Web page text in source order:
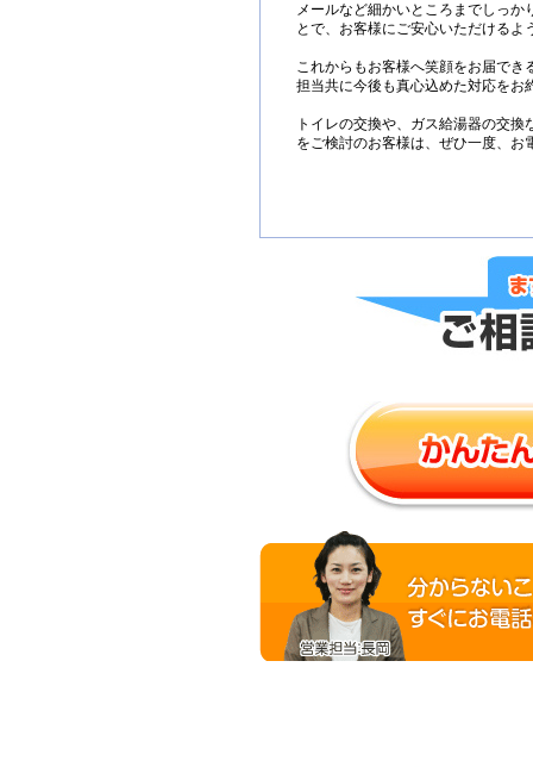
メールなど細かいところまでしっか
とで、お客様にご安心いただけるよ
これからもお客様へ笑顔をお届でき
担当共に今後も真心込めた対応をお
トイレの交換や、ガス給湯器の交
をご検討のお客様は、ぜひ一度、お